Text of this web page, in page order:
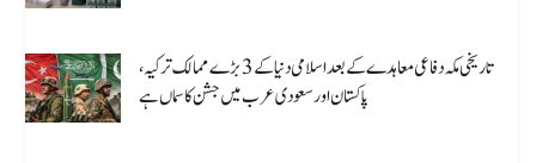
تاریخی مکہ دفاعی معاہدے کے بعد اسلامی دنیا کے 3 بڑے ممالک ترکیہ،
پاکستان اور سعودی عرب میں جشن کا سماں ہے